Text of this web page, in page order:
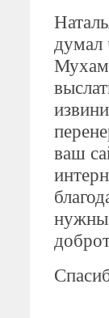
думал
ваш